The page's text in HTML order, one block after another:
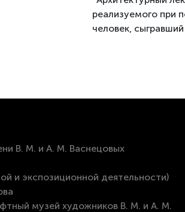
реализуемого при
человек,
В. М. и А. М. Васнецовых
и экспозиционной деятельности)